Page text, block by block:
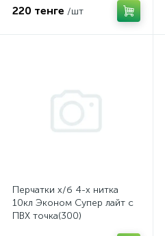
220 тенге /шт
Перчатки х/б 4-х нитка
10кл Эконом Супер лайт с
ПВХ точка(300)